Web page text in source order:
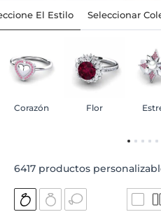
El Estilo Seleccionar
Corazón Flor
6417 productos